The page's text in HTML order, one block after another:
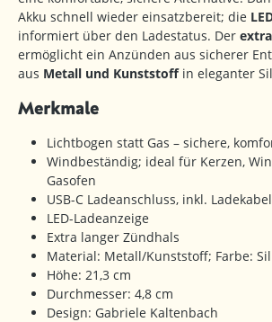
Akku schnell wieder einsatzbereit; die
informiert über den Ladestatus. Der
ermöglicht ein Anzünden aus sicherer
aus Metall und Kunststoffin eleganter
Merkmale
Lichtbogen statt Gas – sichere,
Windbeständig; ideal für Kerzen,
Gasofen
USB-C Ladeanschluss, inkl. Ladekabel
LED-Ladeanzeige
Extra langer Zündhals
Material: Metall/Kunststoff; Farbe:
Höhe: 21,3 cm
Durchmesser: 4,8 cm
Design: Gabriele Kaltenbach